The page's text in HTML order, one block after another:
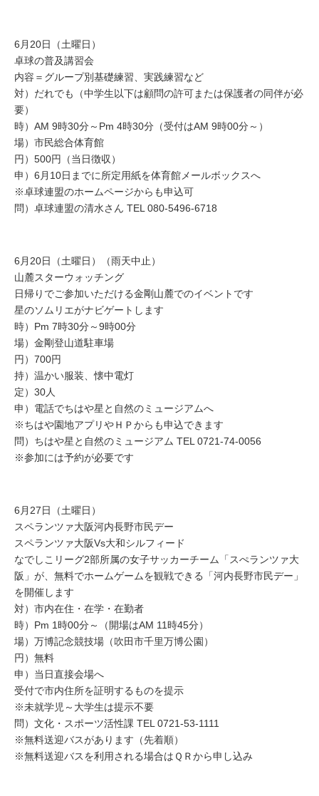
6月20日（土曜日）
卓球の普及講習会
内容＝グループ別基礎練習、実践練習など
対）だれでも（中学生以下は顧問の許可または保護者の同伴が必
要）
時）AM 9時30分～Pm 4時30分（受付はAM 9時00分～）
場）市民総合体育館
円）500円（当日徴収）
申）6月10日までに所定用紙を体育館メールボックスへ
※卓球連盟のホームページからも申込可
問）卓球連盟の清水さん TEL 080-5496-6718
6月20日（土曜日）（雨天中止）
山麓スターウォッチング
日帰りでご参加いただける金剛山麓でのイベントです
星のソムリエがナビゲートします
時）Pm 7時30分～9時00分
場）金剛登山道駐車場
円）700円
持）温かい服装、懐中電灯
定）30人
申）電話でちはや星と自然のミュージアムへ
※ちはや園地アプリやＨＰからも申込できます
問）ちはや星と自然のミュージアム TEL 0721-74-0056
※参加には予約が必要です
6月27日（土曜日）
スペランツァ大阪河内長野市民デー
スペランツァ大阪Vs大和シルフィード
なでしこリーグ2部所属の女子サッカーチーム「スぺランツァ大
阪」が、無料でホームゲームを観戦できる「河内長野市民デー」
を開催します
対）市内在住・在学・在勤者
時）Pm 1時00分～（開場はAM 11時45分）
場）万博記念競技場（吹田市千里万博公園）
円）無料
申）当日直接会場へ
受付で市内住所を証明するものを提示
※未就学児～大学生は提示不要
問）文化・スポーツ活性課 TEL 0721-53-1111
※無料送迎バスがあります（先着順）
※無料送迎バスを利用される場合はＱＲから申し込み